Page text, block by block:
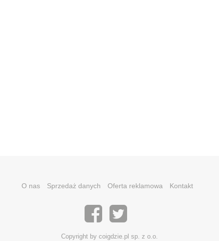
O nas Sprzedaż danych Oferta reklamowa Kontakt
Copyright by coigdzie.pl sp. z o.o.